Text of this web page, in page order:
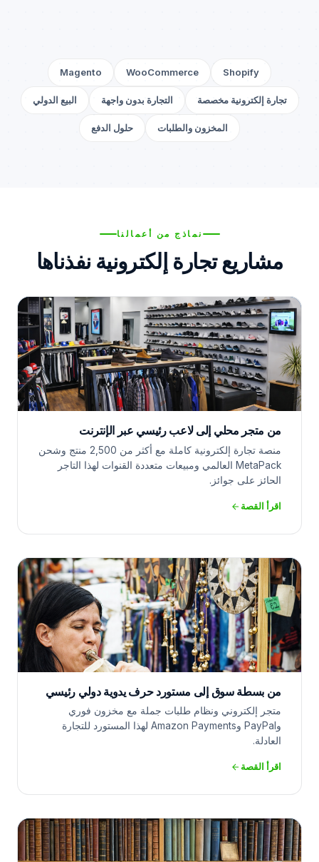
Shopify
WooCommerce
Magento
تجارة إلكترونية مخصصة التجارة بدون واجهة البيع الدولي
المخزون والطلبات حلول الدفع
نماذج من أعمالنا
مشاريع تجارة إلكترونية نفذناها
من متجر محلي إلى لاعب رئيسي عبر الإنترنت
منصة تجارة إلكترونية كاملة مع أكثر من 2,500 منتج وشحن
MetaPack العالمي ومبيعات متعددة القنوات لهذا التاجر
الحائز على جوائز.
اقرأ القصة
من بسطة سوق إلى مستورد حرف يدوية دولي رئيسي
متجر إلكتروني ونظام طلبات جملة مع مخزون فوري
وPayPal وAmazon Payments لهذا المستورد للتجارة
العادلة.
اقرأ القصة